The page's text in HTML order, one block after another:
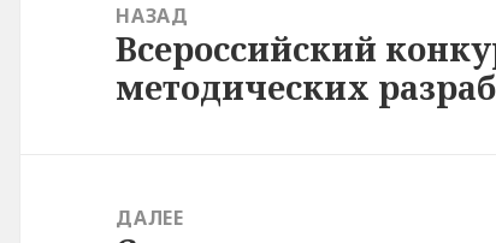
записям
НАЗАД
Предыдущая
запись:
Всероссийский
методических
ДАЛЕЕ